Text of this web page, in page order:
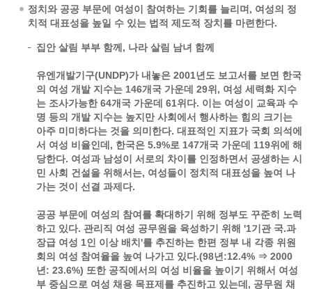
정치와 공공 부문에 여성이 참여하는 기회를 늘리며, 여성의 정
치적 대표성을 높일 수 있는 법적 제도적 장치를 마련한다.
집안 살림 부부 함께, 나라 살림 남녀 함께
유엔개발기구(UNDP)가 내놓은 2001년도 보고서를 보면 한국
의 여성 개발 지수는 146개국 가운데 29위, 여성 세력화 지수
는 조사가능한 64개국 가운데 61위다. 이는 여성이 교육과 수
명 등의 개발 지수는 높지만 사회에서 행사하는 힘의 크기는
아주 미미하다는 것을 의미한다. 대표적인 지표가 국회 의석에
서 여성 비율인데, 한국은 5.9%로 147개국 가운데 119위에 해
당한다. 여성과 남성이 서로의 차이를 인정하면서 공생하는 시
민 사회 건설을 위해서는, 여성들이 정치적 대표성을 높여 나
가는 것이 선결 과제다.
공공 부문에 여성의 참여를 확대하기 위해 정부도 꾸준히 노력
하고 있다. 관리직 여성 공무원을 육성하기 위해 '1기관 국.과
장급 여성 1인 이상 배치'를 추진하는 한편 정부 내 각종 위원
회의 여성 참여율을 높여 나가고 있다.(98년:12.4% ⇒ 2000
년: 23.6%) 또한 공직에서의 여성 비율을 높이기 위해서 여성
부 중심으로 여성 채용 목표제를 추진하고 있는데, 공무원 채